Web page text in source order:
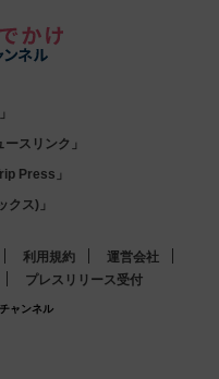
スリンク」
Press」
ス)」
利用規約
運営会社
プレスリリース受付
ャンネル